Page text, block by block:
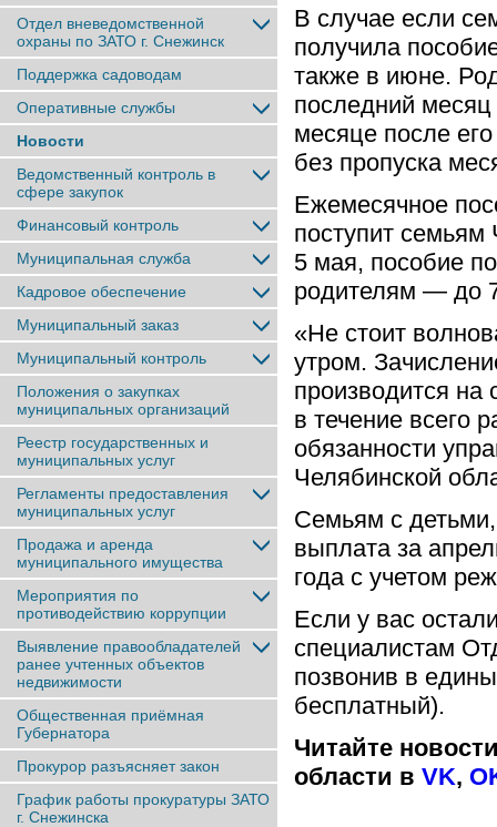
Отдел вневедомственной
охраны по ЗАТО г. Снежинск
Поддержка садоводам
Оперативные службы
Новости
Ведомственный контроль в
сфере закупок
Финансовый контроль
Муниципальная служба
Кадровое обеспечение
Муниципальный заказ
Муниципальный контроль
Положения о закупках
муниципальных организаций
Реестр государственных и
муниципальных услуг
Регламенты предоставления
муниципальных услуг
Продажа и аренда
муниципального имущества
Мероприятия по
противодействию коррупции
Выявление правообладателей
ранее учтенныx объектов
недвижимости
Общественная приёмная
Губернатора
Прокурор разъясняет закон
График работы прокуратуры ЗАТО
г. Снежинска
В случае если
получила
также в июне.
последний
месяце после
без пропуска
Ежемесячное
поступит
5 мая, пособие
родителям — до
«Не стоит
утром.
производится на
в течение всего
обязанности
Челябинской
Семьям с
выплата за
года с учетом
Если у вас
специалистам
позвонив в
бесплатный).
Читайте
области в VK,